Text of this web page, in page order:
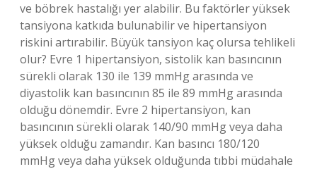
ve böbrek hastalığı yer alabilir. Bu faktörler yüksek
tansiyona katkıda bulunabilir ve hipertansiyon
riskini artırabilir. Büyük tansiyon kaç olursa tehlikeli
olur? Evre 1 hipertansiyon, sistolik kan basıncının
sürekli olarak 130 ile 139 mmHg arasında ve
diyastolik kan basıncının 85 ile 89 mmHg arasında
olduğu dönemdir. Evre 2 hipertansiyon, kan
basıncının sürekli olarak 140/90 mmHg veya daha
yüksek olduğu zamandır. Kan basıncı 180/120
mmHg veya daha yüksek olduğunda tıbbi müdahale